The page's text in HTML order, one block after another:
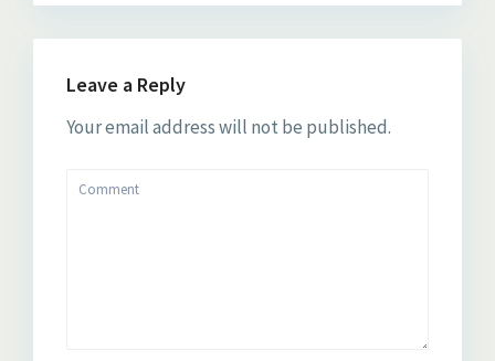
Leave a Reply
Your email address will not be published.